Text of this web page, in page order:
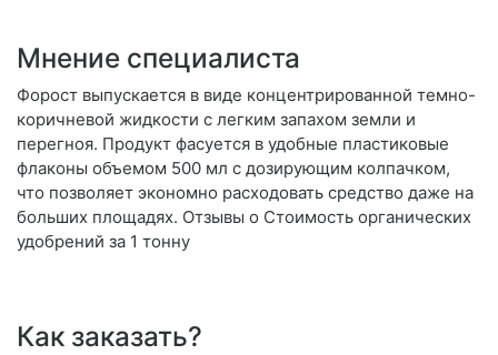
Мнение специалиста
Форост выпускается в виде концентрированной темно-
коричневой жидкости с легким запахом земли и
перегноя. Продукт фасуется в удобные пластиковые
флаконы объемом 500 мл с дозирующим колпачком,
что позволяет экономно расходовать средство даже на
больших площадях. Отзывы о Стоимость органических
удобрений за 1 тонну
Как заказать?